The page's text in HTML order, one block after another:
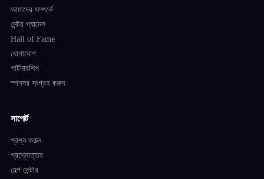
আমাদের সম্পর্কে
মেন্টর প্যানেল
Hall of Fame
যোগাযোগ
পার্টনারশিপ
স্পনসর সংগ্রহ করুন
সাপোর্ট
প্রশ্ন করুন
প্রশ্নোত্তর
হেল্প সেন্টার